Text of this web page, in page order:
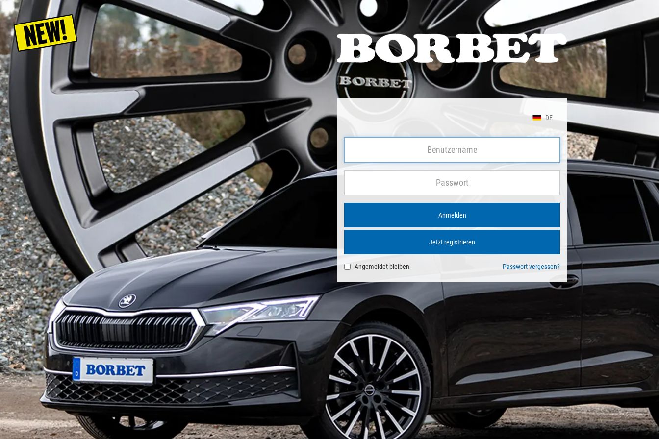
DE
Anmelden
Jetzt registrieren
Angemeldet bleiben Passwort vergessen?